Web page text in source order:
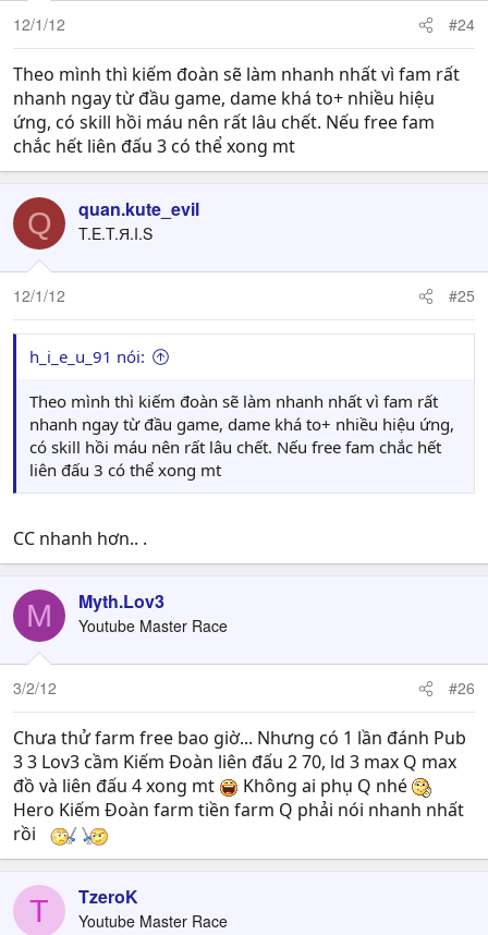
12/1/12 #24
Theo mình thì kiếm đoàn sẽ làm nhanh nhất vì fam rất
nhanh ngay từ đầu game, dame khá to+ nhiều hiệu
ứng, có skill hồi máu nên rất lâu chết. Nếu free fam
chắc hết liên đấu 3 có thể xong mt
Q quan.kute_evil
T.E.T.Я.I.S
12/1/12 #25
h_i_e_u_91 nói:
Theo mình thì kiếm đoàn sẽ làm nhanh nhất vì fam rất
nhanh ngay từ đầu game, dame khá to+ nhiều hiệu ứng,
có skill hồi máu nên rất lâu chết. Nếu free fam chắc hết
liên đấu 3 có thể xong mt
CC nhanh hơn.. .
M Myth.Lov3
Youtube Master Race
3/2/12 #26
Chưa thử farm free bao giờ... Nhưng có 1 lần đánh Pub
3 3 Lov3 cầm Kiếm Đoàn liên đấu 2 70, ld 3 max Q max
đồ và liên đấu 4 xong mt
Không ai phụ Q nhé
Hero Kiếm Đoàn farm tiền farm Q phải nói nhanh nhất
rồi
T TzeroK
Youtube Master Race